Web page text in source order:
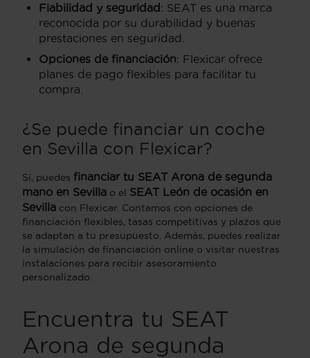
Fiabilidad y seguridad : SEAT es una marca
reconocida por su durabilidad y buenas
prestaciones en seguridad.
Opciones de financiación: Flexicar ofrece
planes de pago flexibles para facilitar tu
compra.
¿Se puede financiar un coche
en Sevilla con Flexicar?
Sí, puedes financiar tu SEAT Arona de segunda
mano en Sevilla o el SEAT León de ocasión en
Sevilla con Flexicar. Contamos con opciones de
financiación flexibles, tasas competitivas y plazos que
se adaptan a tu presupuesto. Además, puedes realizar
la simulación de financiación online o visitar nuestras
instalaciones para recibir asesoramiento
personalizado.
Encuentra tu SEAT
Arona de segunda